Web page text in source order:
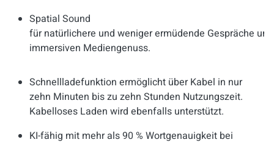
Spatial Sound
für natürlichere und weniger ermüdende Gespräche und
immersiven Mediengenuss.
Schnellladefunktion ermöglicht über Kabel in nur
zehn Minuten bis zu zehn Stunden Nutzungszeit.
Kabelloses Laden wird ebenfalls unterstützt.
KI-fähig mit mehr als 90 % Wortgenauigkeit bei